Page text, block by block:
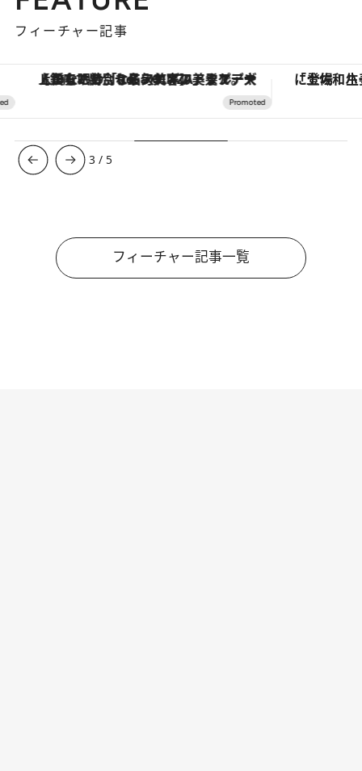
フィーチャー記事
【銀座で出合う最旬美容】美髪ケアや上質な眠り…セルフケアのアップデートから、特別な名入れギフトまで。大人のための「ReFa GINZA」クルーズ
3 / 5
フィーチャー記事一覧